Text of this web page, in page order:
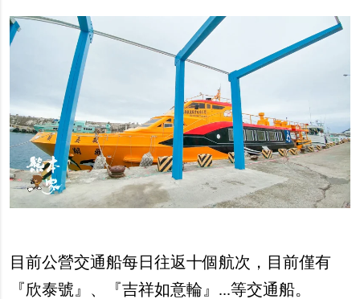
目前公營交通船每日往返十個航次，目前僅有
『欣泰號』、『吉祥如意輪』...等交通船。